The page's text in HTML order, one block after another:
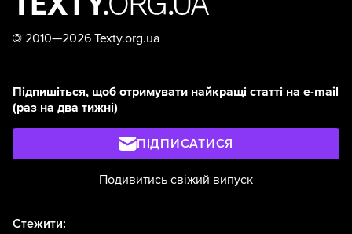
© 2010—2026 Texty.org.ua
Підпишіться, щоб отримувати найкращі статті на e-mail
(раз на два тижні)
ПІДПИСАТИСЯ
Подивитись свіжий випуск
Стежити: